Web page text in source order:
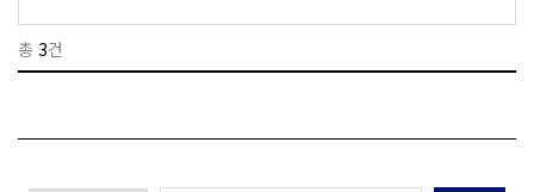
총 3건